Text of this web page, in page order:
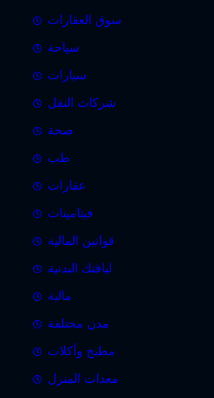
سوق العقارات
سياحة
سيارات
شركات النقل
صحة
طب
عقارات
فيتامينات
قوانين المالية
لياقتك البدنية
مالية
مدن مختلفة
مطبخ وأكلات
معدات المنزل